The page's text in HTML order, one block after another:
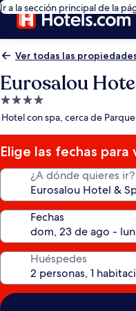
Ir a la sección principal de la
Ver todas las
Eurosalou
Propiedad
de
estrellas
Hotel con spa, cerca de
Elige las fechas para
¿A dónde quieres ir?
Fechas
Huéspedes